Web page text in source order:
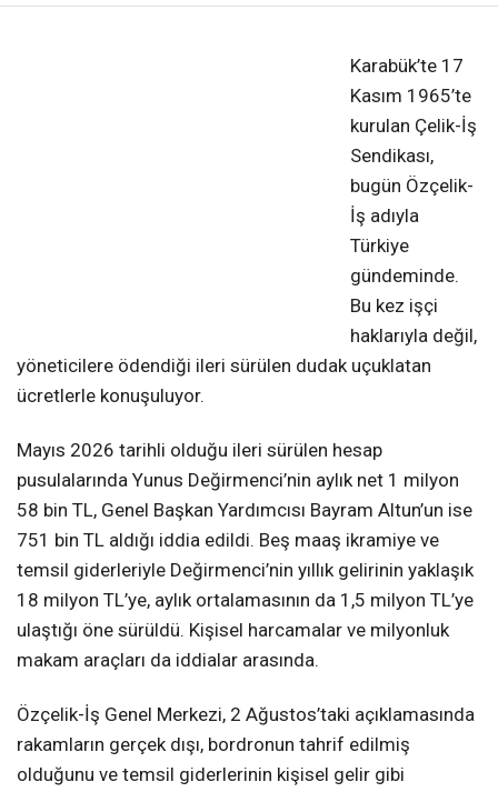
Karabük’te 17
Kasım 1965’te
kurulan Çelik-İş
Sendikası,
bugün Özçelik-
İş adıyla
Türkiye
gündeminde.
Bu kez işçi
haklarıyla değil,
yöneticilere ödendiği ileri sürülen dudak uçuklatan
ücretlerle konuşuluyor.
Mayıs 2026 tarihli olduğu ileri sürülen hesap
pusulalarında Yunus Değirmenci’nin aylık net 1 milyon
58 bin TL, Genel Başkan Yardımcısı Bayram Altun’un ise
751 bin TL aldığı iddia edildi. Beş maaş ikramiye ve
temsil giderleriyle Değirmenci’nin yıllık gelirinin yaklaşık
18 milyon TL’ye, aylık ortalamasının da 1,5 milyon TL’ye
ulaştığı öne sürüldü. Kişisel harcamalar ve milyonluk
makam araçları da iddialar arasında.
Özçelik-İş Genel Merkezi, 2 Ağustos’taki açıklamasında
rakamların gerçek dışı, bordronun tahrif edilmiş
olduğunu ve temsil giderlerinin kişisel gelir gibi